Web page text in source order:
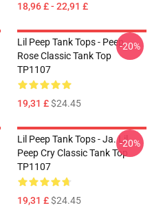
18,96 £ - 22,91 £
Lil Peep Tank Tops - Peep
Rose Classic Tank Top
TP1107
19,31 £$24.45
-20%
Lil Peep Tank Tops - Ja. Lil
Peep Cry Classic Tank Top
TP1107
19,31 £$24.45
-20%